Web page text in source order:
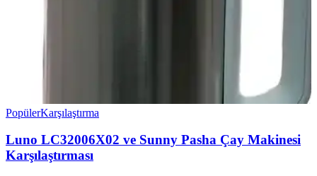
PopülerKarşılaştırma
Luno LC32006X02 ve Sunny Pasha Çay Makinesi
Karşılaştırması